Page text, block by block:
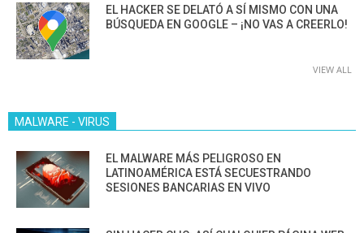
EL HACKER SE DELATÓ A SÍ MISMO CON UNA
BÚSQUEDA EN GOOGLE – ¡NO VAS A CREERLO!
VIEW ALL
MALWARE - VIRUS
EL MALWARE MÁS PELIGROSO EN
LATINOAMÉRICA ESTÁ SECUESTRANDO
SESIONES BANCARIAS EN VIVO